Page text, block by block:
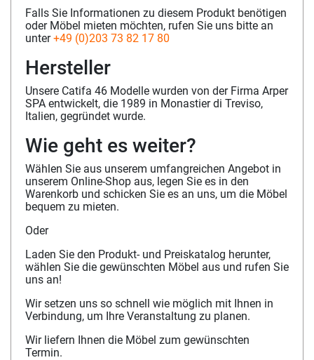
Falls Sie Informationen zu diesem Produkt benötigen
oder Möbel mieten möchten, rufen Sie uns bitte an
unter+49 (0)203 73 82 17 80
Hersteller
Unsere Catifa 46 Modelle wurden von der Firma Arper
SPA entwickelt, die 1989 in Monastier di Treviso,
Italien, gegründet wurde.
Wie geht es weiter?
Wählen Sie aus unserem umfangreichen Angebot in
unserem Online-Shop aus, legen Sie es in den
Warenkorb und schicken Sie es an uns, um die Möbel
bequem zu mieten.
Oder
Laden Sie den Produkt- und Preiskatalog herunter,
wählen Sie die gewünschten Möbel aus und rufen Sie
uns an!
Wir setzen uns so schnell wie möglich mit Ihnen in
Verbindung, um Ihre Veranstaltung zu planen.
Wir liefern Ihnen die Möbel zum gewünschten
Termin.